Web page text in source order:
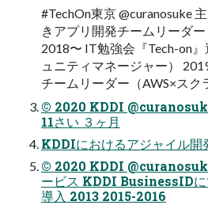
#TechOn東京 @curanosuke
きアプリ開発チームリーダー
2018〜 IT勉強会『Tech-on
ュニティマネージャー）
チームリーダー（AWS×スク
© 2020 KDDI
11さい ３ヶ⽉
KDDIにおけるアジャイル開
© 2020 KDDI
ービス KDDI BusinessIDに
導⼊ 2013 2015-2016